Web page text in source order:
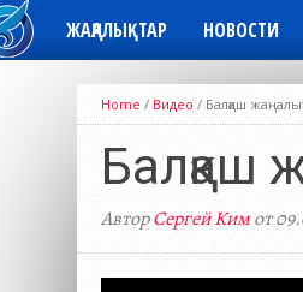
ЖАҢАЛЫҚТАР НОВОСТИ
Home / Видео / Балқаш
Балқаш
АвторСергей Кимот